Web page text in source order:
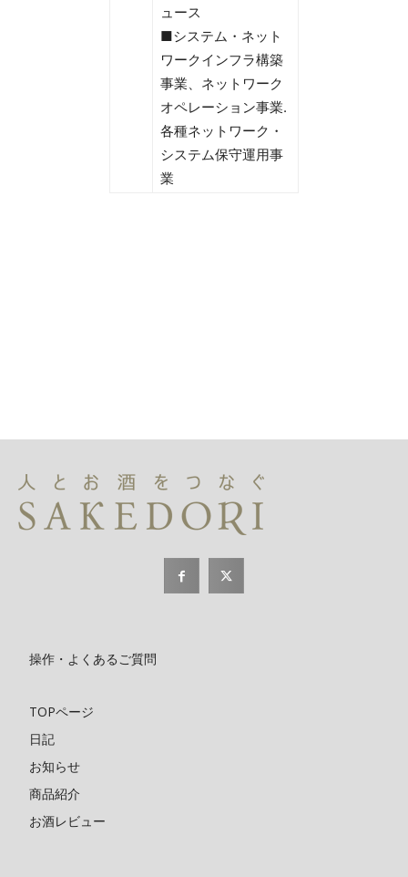
ュース
■システム・ネット
ワークインフラ構築
事業、ネットワーク
オペレーション事業.
各種ネットワーク・
システム保守運用事
業
操作・よくあるご質問
TOPページ
日記
お知らせ
商品紹介
お酒レビュー